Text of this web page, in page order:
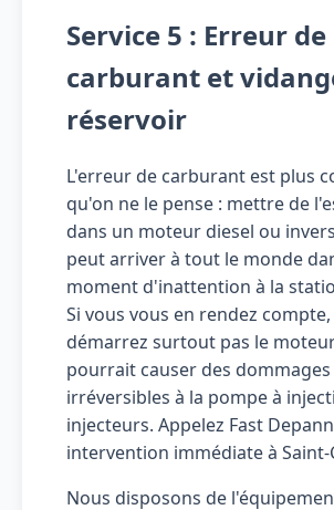
Service 5 : Erreur de
carburant et
réservoir
L'erreur de carburant est plus
qu'on ne le pense : mettre de
dans un moteur diesel ou
peut arriver à tout le monde
moment d'inattention à la
Si vous vous en rendez
démarrez surtout pas le
pourrait causer des dommages
irréversibles à la pompe à
injecteurs. Appelez Fast
intervention immédiate à Saint-
Nous disposons de